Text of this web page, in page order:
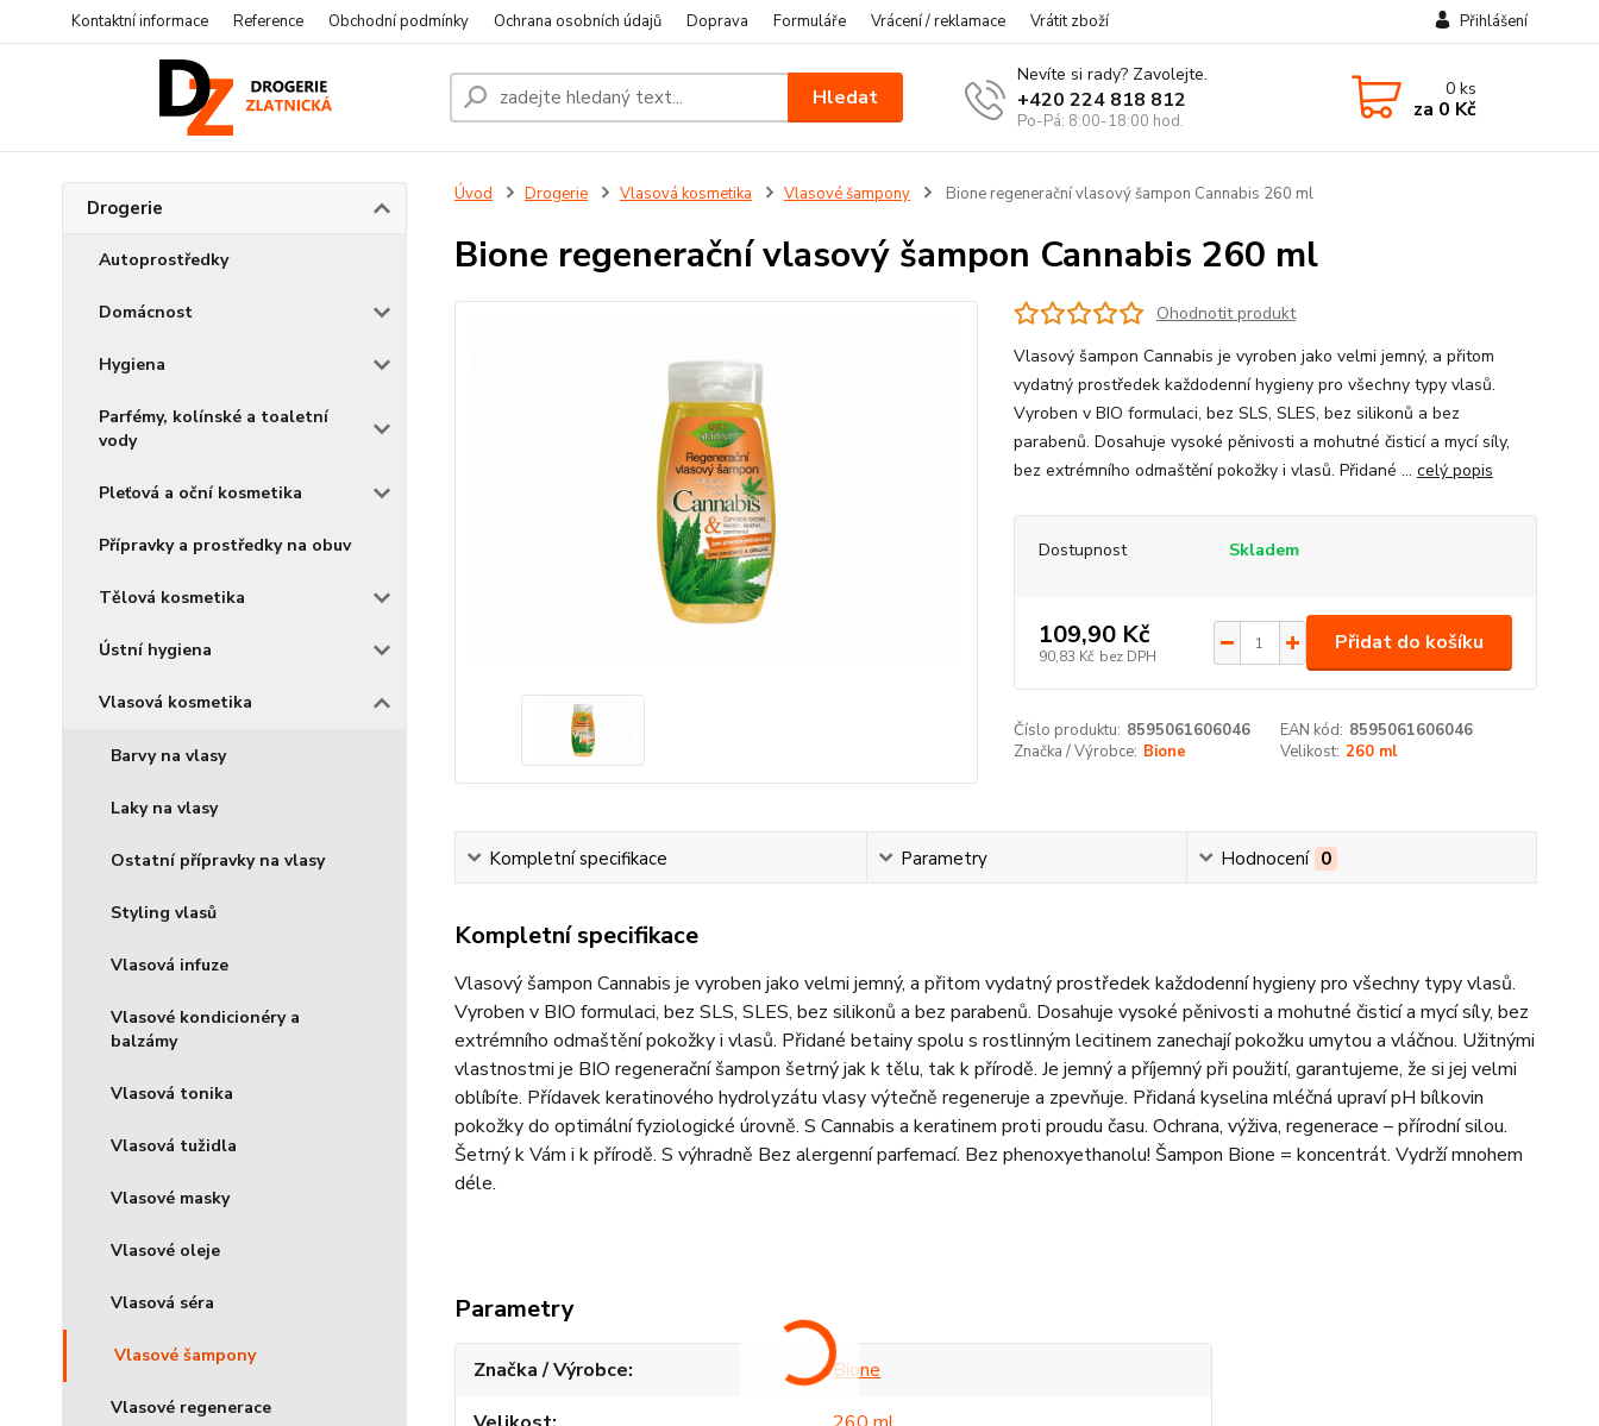
Kontaktní informace Reference Obchodní podmínky Ochrana osobních údajů Doprava Formuláře Vrácení / reklamace Vrátit zboží Přihlášení
Hledat
Nevíte si rady? Zavolejte.
+420 224 818 812
Po-Pá: 8:00-18:00 hod.
0ks
za 0 Kč
Drogerie
Autoprostředky
Domácnost
Hygiena
Parfémy, kolínské a toaletní
vody
Pleťová a oční kosmetika
Přípravky a prostředky na obuv
Tělová kosmetika
Ústní hygiena
Vlasová kosmetika
Barvy na vlasy
Laky na vlasy
Ostatní přípravky na vlasy
Styling vlasů
Vlasová infuze
Vlasové kondicionéry a
balzámy
Vlasová tonika
Vlasová tužidla
Vlasové masky
Vlasové oleje
Vlasová séra
Vlasové šampony
Vlasové regenerace
Úvod Drogerie Vlasová kosmetika Vlasové šampony Bione regenerační vlasový šampon Cannabis 260 ml
Bione regenerační vlasový šampon Cannabis 260 ml
Ohodnotit produkt
Vlasový šampon Cannabis je vyroben jako velmi jemný, a přitom
vydatný prostředek každodenní hygieny pro všechny typy vlasů.
Vyroben v BIO formulaci, bez SLS, SLES, bez silikonů a bez
parabenů. Dosahuje vysoké pěnivosti a mohutné čisticí a mycí síly,
bez extrémního odmaštění pokožky i vlasů. Přidané ... celý popis
Dostupnost Skladem
109,90 Kč
90,83 Kč bez DPH
Přidat do košíku
Číslo produktu: 8595061606046 EAN kód: 8595061606046
Značka / Výrobce: Bione Velikost: 260 ml
Kompletní specifikace Parametry Hodnocení 0
Kompletní specifikace
Vlasový šampon Cannabis je vyroben jako velmi jemný, a přitom vydatný prostředek každodenní hygieny pro všechny typy vlasů.
Vyroben v BIO formulaci, bez SLS, SLES, bez silikonů a bez parabenů. Dosahuje vysoké pěnivosti a mohutné čisticí a mycí síly, bez
extrémního odmaštění pokožky i vlasů. Přidané betainy spolu s rostlinným lecitinem zanechají pokožku umytou a vláčnou. Užitnými
vlastnostmi je BIO regenerační šampon šetrný jak k tělu, tak k přírodě. Je jemný a příjemný při použití, garantujeme, že si jej velmi
oblíbíte. Přídavek keratinového hydrolyzátu vlasy výtečně regeneruje a zpevňuje. Přidaná kyselina mléčná upraví pH bílkovin
pokožky do optimální fyziologické úrovně. S Cannabis a keratinem proti proudu času. Ochrana, výživa, regenerace – přírodní silou.
Šetrný k Vám i k přírodě. S výhradně Bez alergenní parfemací. Bez phenoxyethanolu! Šampon Bione = koncentrát. Vydrží mnohem
déle.
Parametry
Značka / Výrobce
Bione